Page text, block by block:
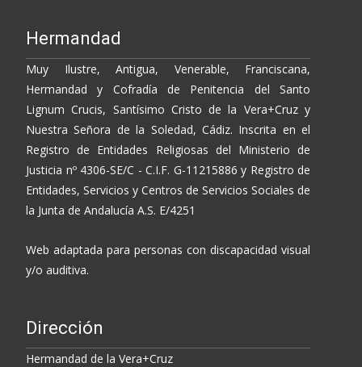
Hermandad
Muy Ilustre, Antigua, Venerable, Franciscana,
Hermandad y Cofradía de Penitencia del Santo
Lignum Crucis, Santísimo Cristo de la Vera+Cruz y
Nuestra Señora de la Soledad, Cádiz. Inscrita en el
Registro de Entidades Religiosas del Ministerio de
Justicia nº 4306-SE/C - C.I.F. G-11215886 y Registro de
Entidades, Servicios y Centros de Servicios Sociales de
la Junta de Andalucía A.S. E/4251
Web adaptada para personas con discapacidad visual
y/o auditiva.
Dirección
Hermandad de la Vera+Cruz